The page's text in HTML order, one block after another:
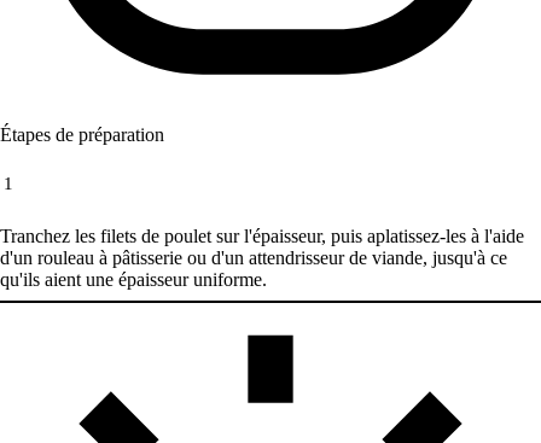
Étapes de préparation
1
Tranchez les filets de poulet sur l'épaisseur, puis aplatissez-les à l'aide
d'un rouleau à pâtisserie ou d'un attendrisseur de viande, jusqu'à ce
qu'ils aient une épaisseur uniforme.